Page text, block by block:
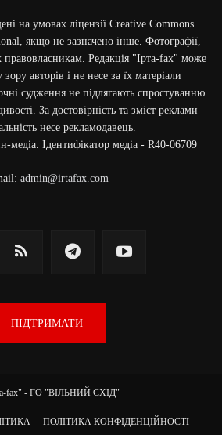
на умовах ліцензії Creative Commons
якщо не зазначено інше. Фотографії,
правовласникам. Редакція "Ірта-fax" може
авторів і не несе за їх матеріали
судження не підлягають спростуванню
За достовірність та зміст реклами
несе рекламодавець.
медіа. Ідентифікатор медіа - R40-06709
admin@irtafax.com
ПІДТРИМАТИ
fax" - ГО "ВІЛЬНИЙ СХІД"
ПОЛІТИКА КОНФІДЕНЦІЙНОСТІ